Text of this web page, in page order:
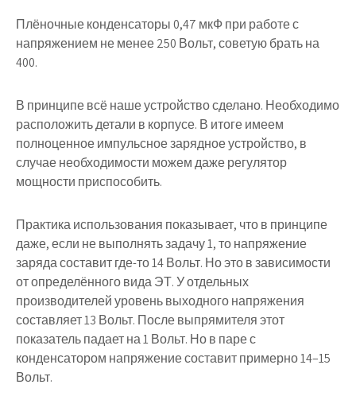
Плёночные конденсаторы 0,47 мкФ при работе с
напряжением не менее 250 Вольт, советую брать на
400.
В принципе всё наше устройство сделано. Необходимо
расположить детали в корпусе. В итоге имеем
полноценное импульсное зарядное устройство, в
случае необходимости можем даже регулятор
мощности приспособить.
Практика использования показывает, что в принципе
даже, если не выполнять задачу 1, то напряжение
заряда составит где-то 14 Вольт. Но это в зависимости
от определённого вида ЭТ. У отдельных
производителей уровень выходного напряжения
составляет 13 Вольт. После выпрямителя этот
показатель падает на 1 Вольт. Но в паре с
конденсатором напряжение составит примерно 14–15
Вольт.